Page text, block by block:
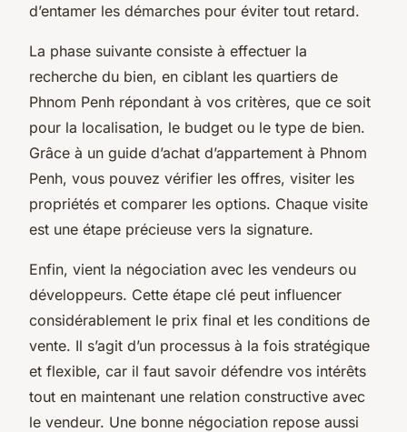
d’entamer les démarches pour éviter tout retard.
La phase suivante consiste à effectuer la
recherche du bien, en ciblant les quartiers de
Phnom Penh répondant à vos critères, que ce soit
pour la localisation, le budget ou le type de bien.
Grâce à un guide d’achat d’appartement à Phnom
Penh, vous pouvez vérifier les offres, visiter les
propriétés et comparer les options. Chaque visite
est une étape précieuse vers la signature.
Enfin, vient la négociation avec les vendeurs ou
développeurs. Cette étape clé peut influencer
considérablement le prix final et les conditions de
vente. Il s’agit d’un processus à la fois stratégique
et flexible, car il faut savoir défendre vos intérêts
tout en maintenant une relation constructive avec
le vendeur. Une bonne négociation repose aussi